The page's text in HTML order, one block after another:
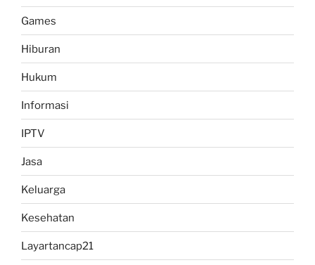
Games
Hiburan
Hukum
Informasi
IPTV
Jasa
Keluarga
Kesehatan
Layartancap21